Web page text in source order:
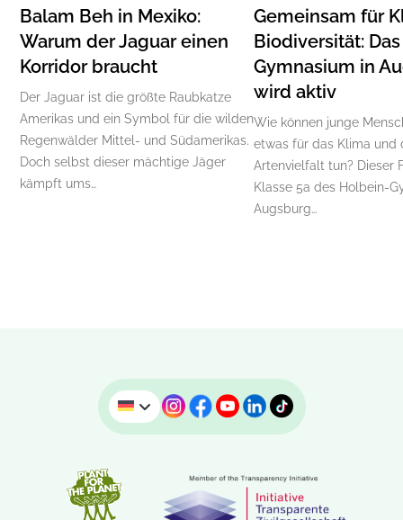
Balam Beh in Mexiko:
Warum der Jaguar einen
Korridor braucht
Der Jaguar ist die größte Raubkatze
Amerikas und ein Symbol für die wilden
Regenwälder Mittel- und Südamerikas.
Doch selbst dieser mächtige Jäger
kämpft ums…
Gemeinsam für
Biodiversität:
Gymnasium in
wird aktiv
Wie können junge
etwas für das Klima und
Artenvielfalt tun? Dieser
Klasse 5a des Holbein-
Augsburg…